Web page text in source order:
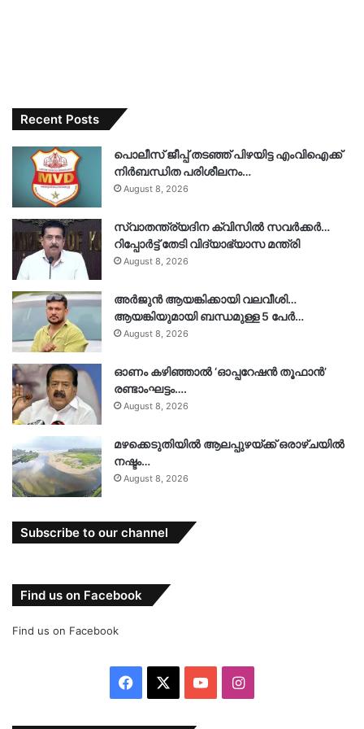
Recent Posts
പൊലീസ് ജീപ്പ് തടഞ്ഞ് പിഴയിട്ട എംവിഐക്ക്
നിർബന്ധിത പരിശീലനം…
August 8, 2026
സ്വാതന്ത്ര്യദിന ക്വിസിൽ സവർക്കർ…
റിപ്പോർട്ട് തേടി വിദ്യാഭ്യാസ മന്ത്രി
August 8, 2026
അർജുൻ ആയങ്കിക്കായി വലവീശി…
ആയങ്കിയുമായി ബന്ധമുള്ള 5 പേർ…
August 8, 2026
ഓണം കഴിഞ്ഞാൽ ‘ഓപ്പറേഷൻ തൂഫാൻ’
രണ്ടാംഘട്ടം….
August 8, 2026
മഴക്കെടുതിയിൽ ആലപ്പുഴയ്ക്ക് ഒരാഴ്ചയിൽ
നഷ്ടം…
August 8, 2026
Subscribe to our channel
Find us on Facebook
Find us on Facebook
Facebook YouTubeInstagram